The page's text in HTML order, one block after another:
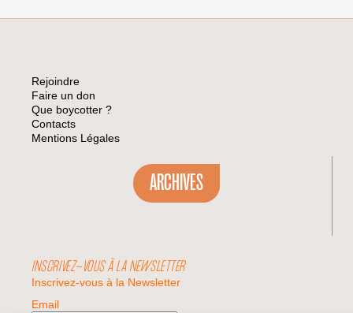
Rejoindre
Faire un don
Que boycotter ?
Contacts
Mentions Légales
ARCHIVES
INSCRIVEZ-VOUS À LA NEWSLETTER
Inscrivez-vous à la Newsletter
Email